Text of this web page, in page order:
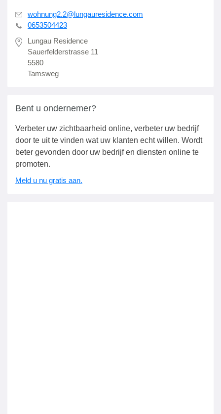
wohnung2.2@lungauresidence.com
0653504423
Lungau Residence
Sauerfelderstrasse 11
5580
Tamsweg
Bent u ondernemer?
Verbeter uw zichtbaarheid online, verbeter uw bedrijf
door te uit te vinden wat uw klanten echt willen. Wordt
beter gevonden door uw bedrijf en diensten online te
promoten.
Meld u nu gratis aan.